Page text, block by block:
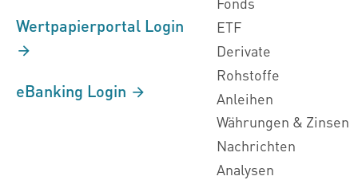
Wertpapierportal Login
eBanking Login
ETF
Derivate
Rohstoffe
Anleihen
Währungen & Zinsen
Nachrichten
Analysen